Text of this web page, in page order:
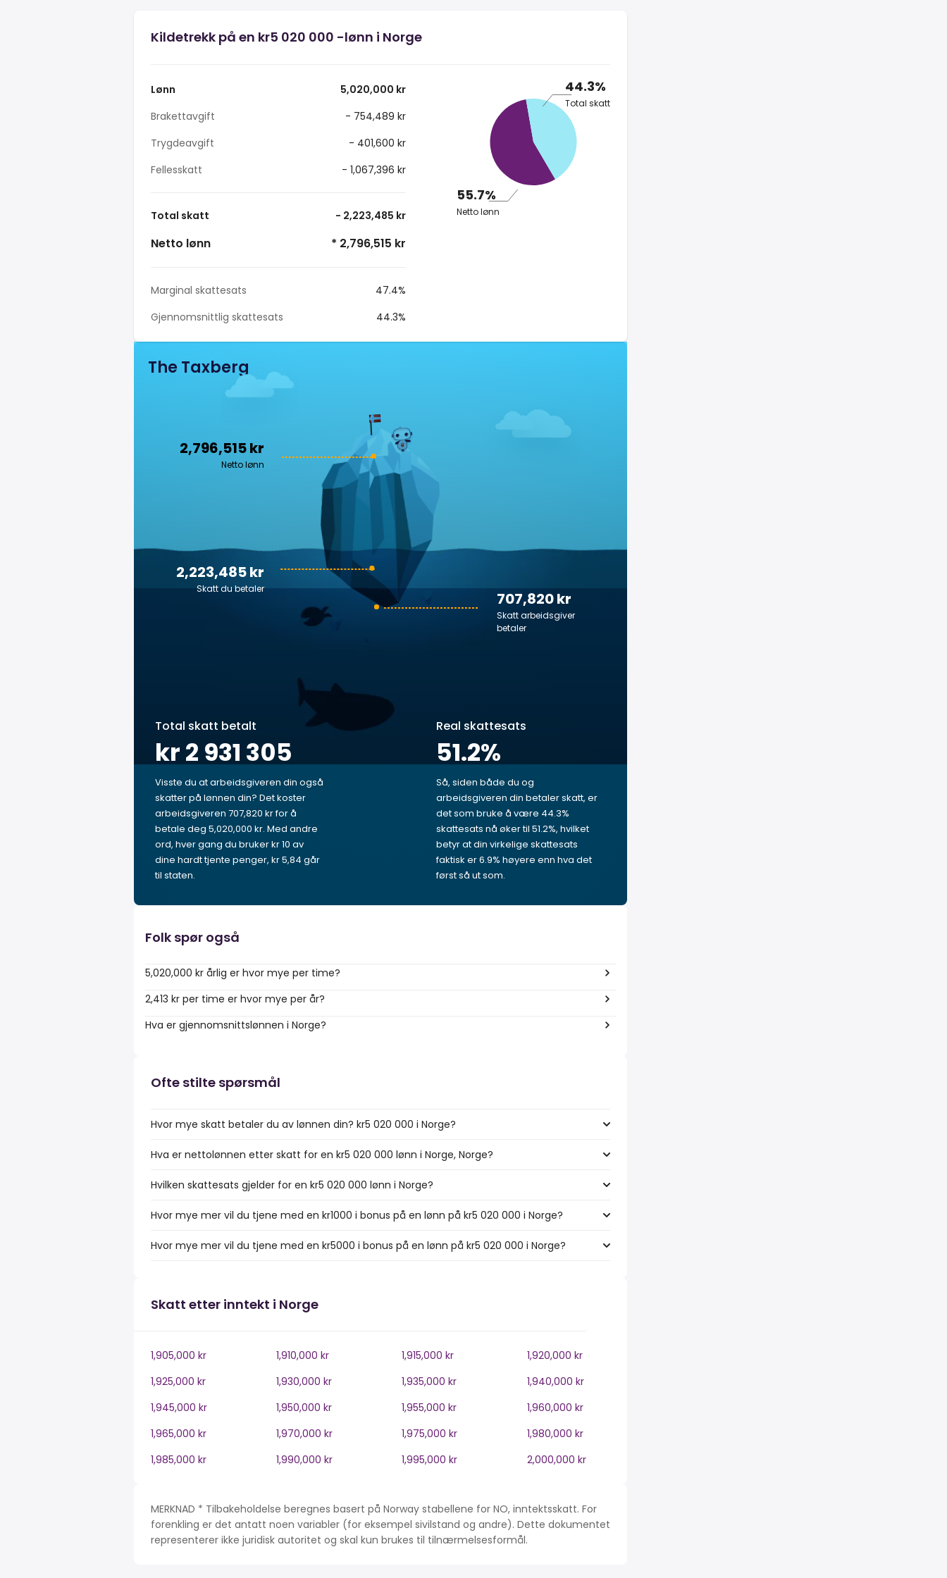
Kildetrekk på en kr5 020 000 -lønn i Norge
Lønn
5,020,000 kr
Brakettavgift
- 754,489 kr
Trygdeavgift
- 401,600 kr
Fellesskatt
- 1,067,396 kr
Total skatt - 2,223,485 kr
Netto lønn * 2,796,515 kr
Marginal skattesats
47.4%
Gjennomsnittlig skattesats
44.3%
44.3%
Total skatt
55.7%
Netto lønn
The Taxberg
2,796,515 kr
Netto lønn
707,820 kr
Skatt arbeidsgiver
betaler
2,223,485 kr
Skatt du betaler
Total skatt betalt
kr 2 931 305
Visste du at arbeidsgiveren din også
skatter på lønnen din? Det koster
arbeidsgiveren 707,820 kr for å
betale deg 5,020,000 kr. Med andre
ord, hver gang du bruker kr 10 av
dine hardt tjente penger, kr 5,84 går
til staten.
Real skattesats
51.2%
Så, siden både du og
arbeidsgiveren din betaler skatt, er
det som bruke å være 44.3%
skattesats nå øker til 51.2%, hvilket
betyr at din virkelige skattesats
faktisk er 6.9% høyere enn hva det
først så ut som.
Folk spør også
5,020,000 kr årlig er hvor mye per time?
2,413 kr per time er hvor mye per år?
Hva er gjennomsnittslønnen i Norge?
Ofte stilte spørsmål
Hvor mye skatt betaler du av lønnen din? kr5 020 000 i Norge?
Hva er nettolønnen etter skatt for en kr5 020 000 lønn i Norge, Norge?
Hvilken skattesats gjelder for en kr5 020 000 lønn i Norge?
Hvor mye mer vil du tjene med en kr1000 i bonus på en lønn på kr5 020 000 i Norge?
Hvor mye mer vil du tjene med en kr5000 i bonus på en lønn på kr5 020 000 i Norge?
Skatt etter inntekt i Norge
1,905,000 kr 1,910,000 kr 1,915,000 kr
1,920,000 kr
1,925,000 kr
1,930,000 kr 1,935,000 kr
1,940,000 kr
1,945,000 kr
1,950,000 kr 1,955,000 kr
1,960,000 kr
1,965,000 kr
1,970,000 kr 1,975,000 kr
1,980,000 kr
1,985,000 kr
1,990,000 kr 1,995,000 kr 2,000,000 kr
MERKNAD * Tilbakeholdelse beregnes basert på Norway stabellene for NO, inntektsskatt. For
forenkling er det antatt noen variabler (for eksempel sivilstand og andre). Dette dokumentet
representerer ikke juridisk autoritet og skal kun brukes til tilnærmelsesformål.